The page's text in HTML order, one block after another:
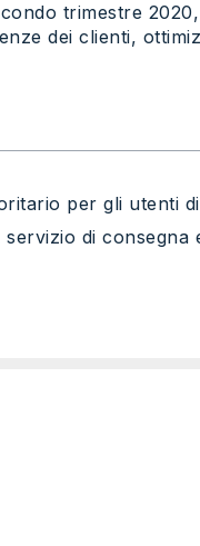
trimestre
dei clienti,
per gli utenti
di consegna